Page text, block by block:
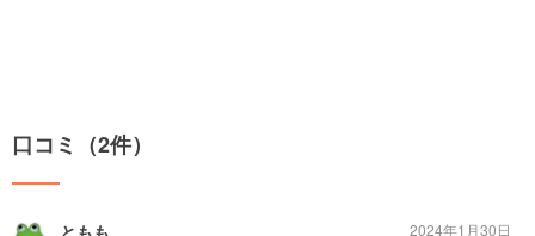
口コミ（2件）
ともも
2024年1月30日